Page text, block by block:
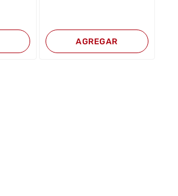
AGREGAR